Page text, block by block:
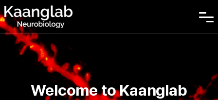
Welcome to Kaanglab